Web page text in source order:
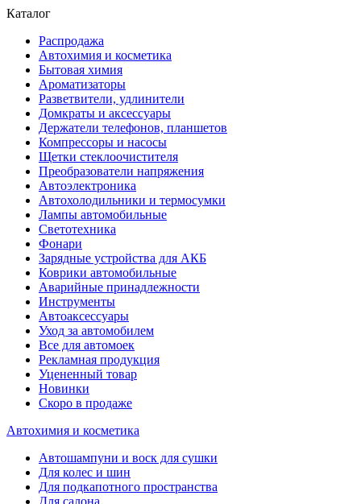
Каталог
Распродажа
Автохимия и косметика
Бытовая химия
Ароматизаторы
Разветвители, удлинители
Домкраты и аксессуары
Держатели телефонов, планшетов
Компрессоры и насосы
Щетки стеклоочистителя
Преобразователи напряжения
Автоэлектроника
Автохолодильники и термосумки
Лампы автомобильные
Светотехника
Фонари
Зарядные устройства для АКБ
Коврики автомобильные
Аварийные принадлежности
Инструменты
Автоаксессуары
Уход за автомобилем
Все для автомоек
Рекламная продукция
Уцененный товар
Новинки
Скоро в продаже
Автохимия и косметика
Автошампуни и воск для сушки
Для колес и шин
Для подкапотного пространства
Для салона